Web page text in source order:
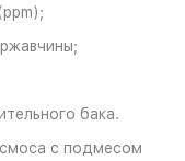
бака.
с подмесом